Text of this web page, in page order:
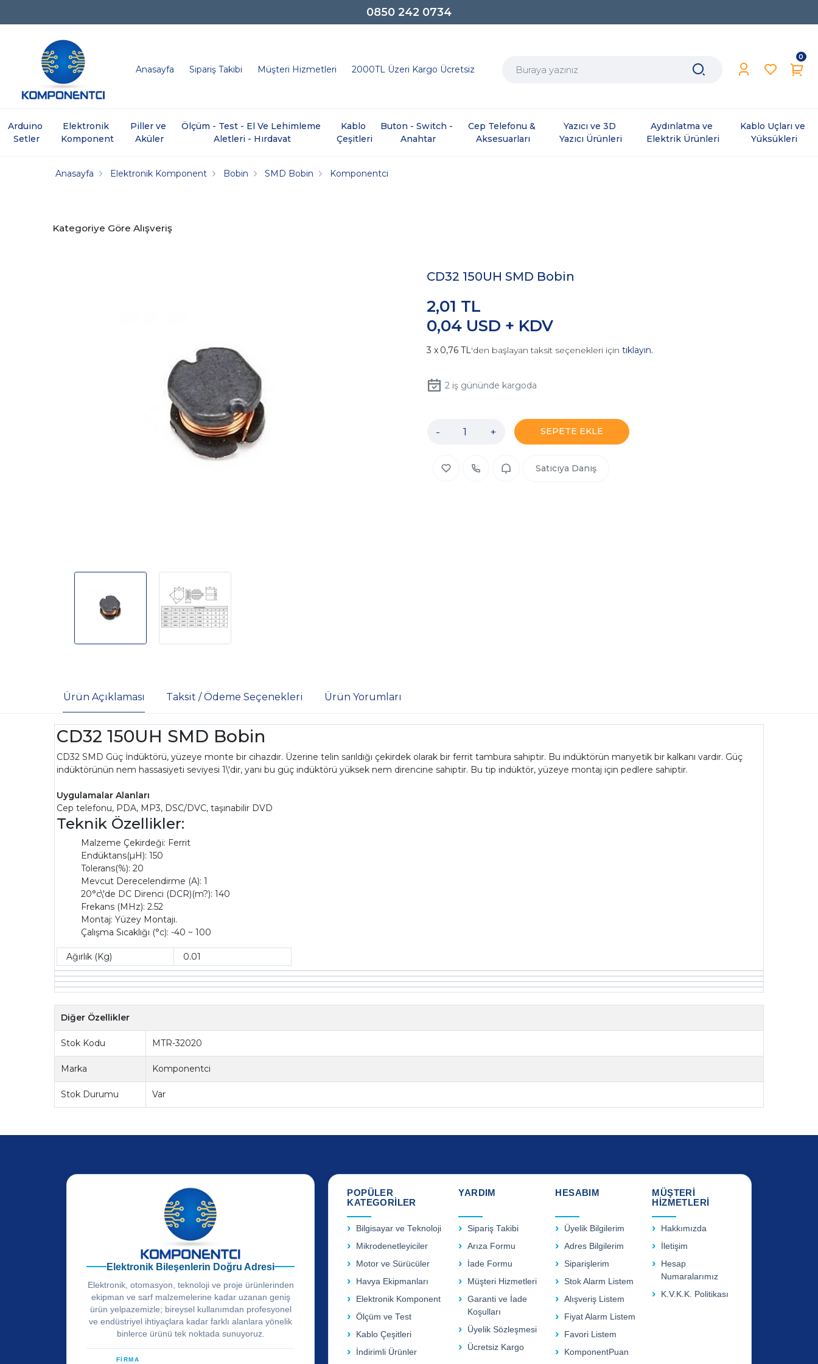
0850 242 0734
Anasayfa Sipariş Takibi Müşteri Hizmetleri 2000TL Üzeri Kargo Ücretsiz
0
Arduino
Setler
Elektronik
Komponent
Piller ve
Aküler
Ölçüm - Test - El Ve Lehimleme
Aletleri - Hırdavat
Kablo
Çeşitleri
Buton - Switch -
Anahtar
Cep Telefonu &
Aksesuarları
Yazıcı ve 3D
Yazıcı Ürünleri
Aydınlatma ve
Elektrik Ürünleri
Kablo Uçları ve
Yüksükleri
Anasayfa Elektronik Komponent Bobin SMD Bobin Komponentci
Kategoriye Göre Alışveriş
CD32 150UH SMD Bobin
0,04 USD + KDV
2,01 TL
0,76 TL'den başlayan taksit seçenekleri için tıklayın.
2iş gününde kargoda
- + SEPETE EKLE
Satıcıya Danış
Ürün Açıklaması Taksit / Ödeme Seçenekleri Ürün Yorumları
CD32 150UH SMD Bobin
CD32 SMD Güç İndüktörü, yüzeye monte bir cihazdır. Üzerine telin sarıldığı çekirdek olarak bir ferrit tambura sahiptir. Bu indüktörün manyetik bir kalkanı vardır. Güç
indüktörünün nem hassasiyeti seviyesi 1\'dir, yani bu güç indüktörü yüksek nem direncine sahiptir. Bu tip indüktör, yüzeye montaj için pedlere sahiptir.
Uygulamalar Alanları
Cep telefonu, PDA, MP3, DSC/DVC, taşınabilir DVD
Teknik Özellikler:
Malzeme Çekirdeği: Ferrit
Endüktans(µH): 150
Tolerans(%): 20
Mevcut Derecelendirme (A): 1
20°c\'de DC Direnci (DCR)(m?): 140
Frekans (MHz): 2.52
Montaj: Yüzey Montajı.
Çalışma Sıcaklığı (°c): -40 ~ 100
Ağırlık (Kg) 0.01
Diğer Özellikler
Stok Kodu MTR-32020
Marka Komponentci
Stok Durumu Var
Elektronik Bileşenlerin Doğru Adresi
Elektronik, otomasyon, teknoloji ve proje ürünlerinden
ekipman ve sarf malzemelerine kadar uzanan geniş
ürün yelpazemizle; bireysel kullanımdan profesyonel
ve endüstriyel ihtiyaçlara kadar farklı alanlara yönelik
binlerce ürünü tek noktada sunuyoruz.
FİRMA
POPÜLER
KATEGORİLER
Bilgisayar ve Teknoloji
Mikrodenetleyiciler
Motor ve Sürücüler
Havya Ekipmanları
Elektronik Komponent
Ölçüm ve Test
Kablo Çeşitleri
İndirimli Ürünler
YARDIM
Sipariş Takibi
Arıza Formu
İade Formu
Müşteri Hizmetleri
Garanti ve İade
Koşulları
Üyelik Sözleşmesi
Ücretsiz Kargo
HESABIM
Üyelik Bilgilerim
Adres Bilgilerim
Siparişlerim
Stok Alarm Listem
Alışveriş Listem
Fiyat Alarm Listem
Favori Listem
KomponentPuan
MÜŞTERİ
HİZMETLERİ
Hakkımızda
İletişim
Hesap
Numaralarımız
K.V.K.K. Politikası